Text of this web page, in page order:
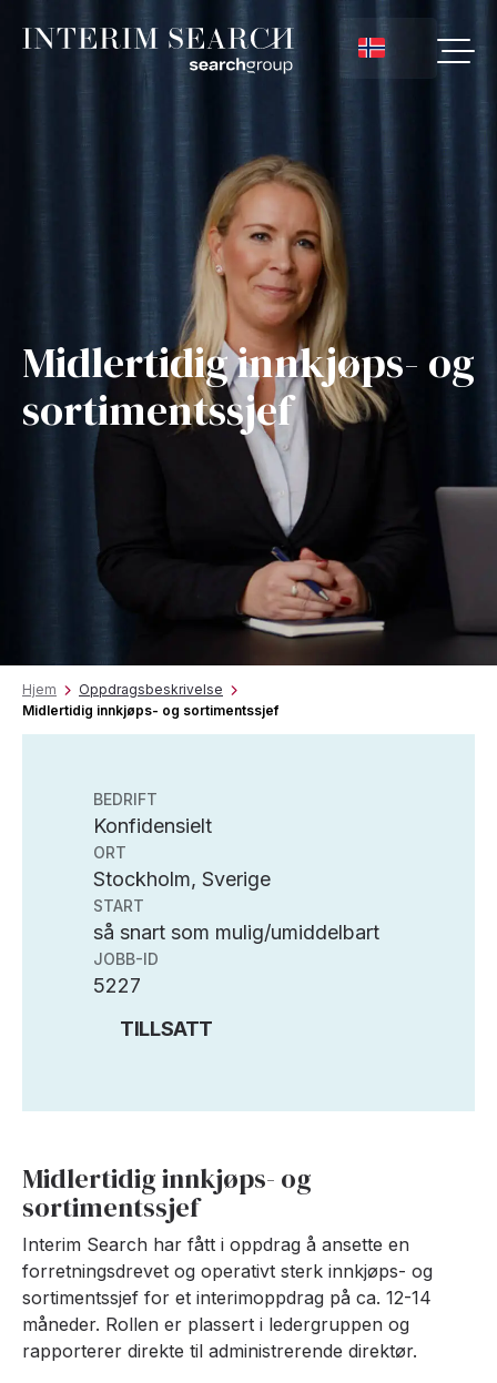
Midlertidig innkjøps- og
sortimentssjef
Hjem
Oppdragsbeskrivelse
Midlertidig innkjøps- og sortimentssjef
BEDRIFT
Konfidensielt
ORT
Stockholm, Sverige
START
så snart som mulig/umiddelbart
JOBB-ID
5227
TILLSATT
Midlertidig innkjøps- og
sortimentssjef
Interim Search har fått i oppdrag å ansette en
forretningsdrevet og operativt sterk innkjøps- og
sortimentssjef for et interimoppdrag på ca. 12-14
måneder. Rollen er plassert i ledergruppen og
rapporterer direkte til administrerende direktør.